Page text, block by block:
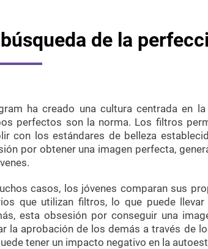
de la
ha creado una cultura centrada en
perfectos son la norma. Los filtros
con los estándares de belleza
por obtener una imagen perfecta,
casos, los jóvenes comparan sus
que utilizan filtros, lo que puede
esta obsesión por conseguir una
la aprobación de los demás a través de
tener un impacto negativo en la